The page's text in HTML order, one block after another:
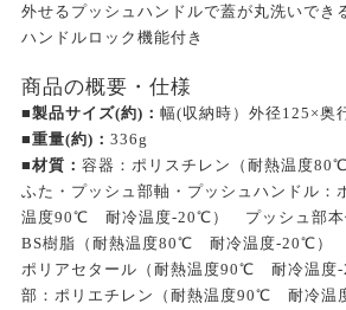
外せるプッシュハンドルで蓋が丸洗いでき
ハンドルロック機能付き
商品の概要・仕様
■製品サイズ(約)： 幅(収納時）外径125×奥
■重量(約)： 336g
■材質： 容器：ポリスチレン（耐熱温度
ふた・プッシュ部軸・プッシュハンドル：
温度90℃ 耐冷温度-20℃） プッシュ部本
BS樹脂（耐熱温度80℃ 耐冷温度-20℃）
ポリアセタール（耐熱温度90℃ 耐冷温
部：ポリエチレン（耐熱温度90℃ 耐冷